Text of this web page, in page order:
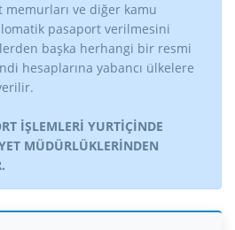
memurları ve diğer kamu
pasaport verilmesini
başka herhangi bir resmi
hesaplarına yabancı ülkelere
İŞLEMLERİ YURTİÇİNDE
MÜDÜRLÜKLERİNDEN